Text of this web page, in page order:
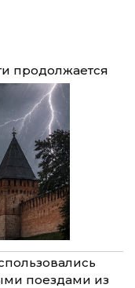
продолжается
поездами из